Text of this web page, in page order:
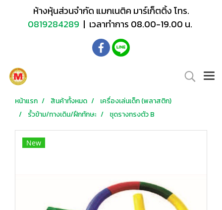
ห้างหุ้นส่วนจำกัด แมกเนติค มาร์เก็ตติ้ง โทร.
0819284289 | เวลาทำการ 08.00-19.00 น.
หน้าแรก สินค้าทั้งหมด
เครื่องเล่นเด็ก (พลาสติก)
รั้วข้าม/ทางเดิน/ฝึกทักษะ
ชุดรางทรงตัว B
New